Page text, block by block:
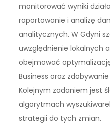
monitorować wyniki
raportowanie i analizę
analitycznych. W Gdyni
uwzględnienie lokalnych
obejmować
Business oraz
Kolejnym zadaniem jest
algorytmach
strategii do tych zmian.